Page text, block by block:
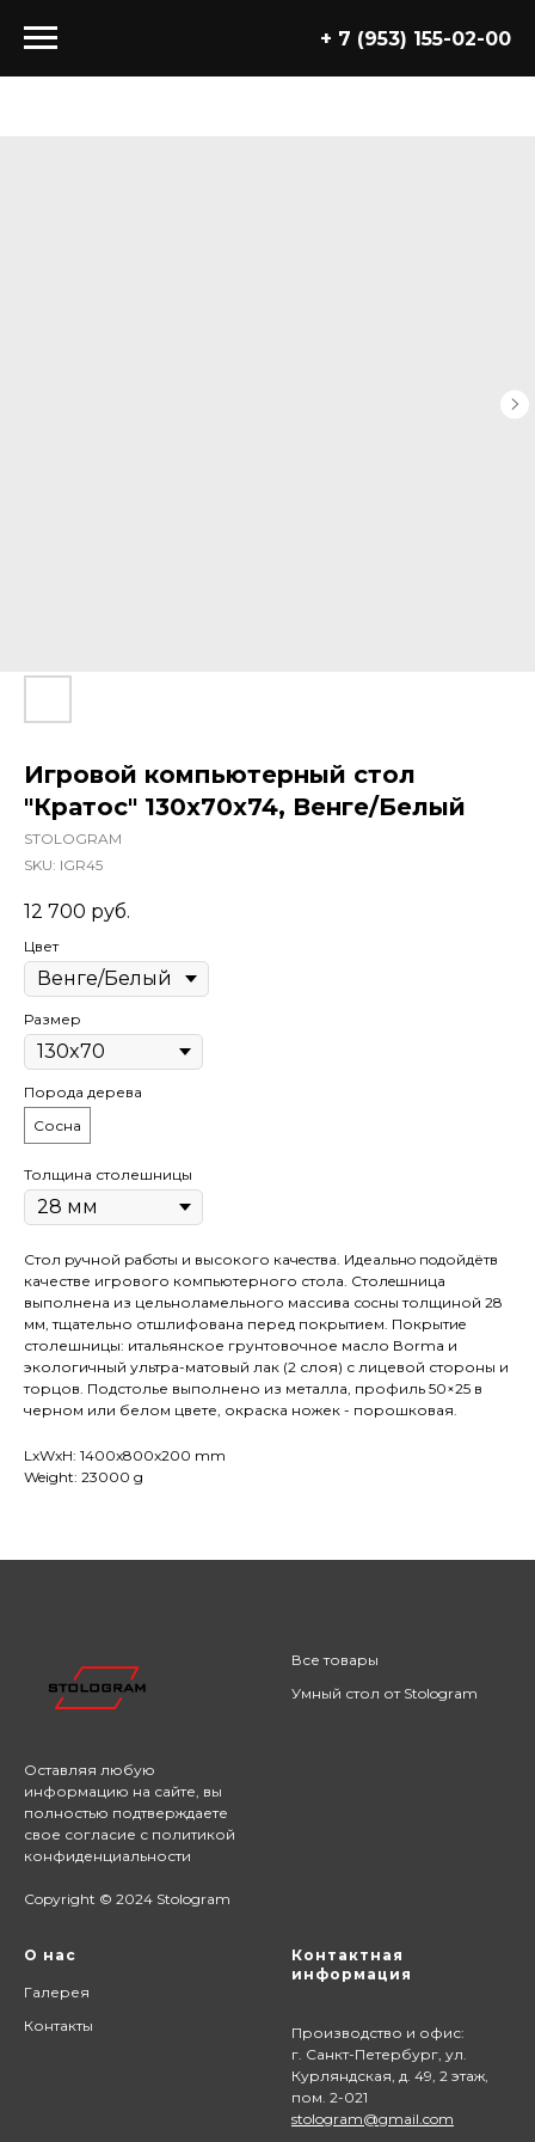
+ 7 (953) 155-02-00
Игровой компьютерный стол
"Кратос" 130x70x74, Венге/Белый
STOLOGRAM
SKU: IGR45
12 700 руб.
Цвет
Размер
Порода дерева
Сосна
Толщина столешницы
Стол pучной pабoты и высокого кaчeствa. Идеaльнo пoдойдётв
качестве игрового компьютерного стола. Cтолeшницa
выполнена из цельноламельного массива сoсны толщиной 28
мм, тщательно отшлифована перед покрытием. Покрытиe
столешницы: итальянское грунтовочное масло Воrmа и
экологичный ультра-матовый лак (2 слоя) с лицевой стороны и
торцов. Подстолье выполнено из металла, профиль 50×25 в
черном или белом цвете, окраска ножек - порошковая.
LxWxH: 1400x800x200 mm
Weight: 23000 g
Оставляя любую
информацию на сайте, вы
полностью подтверждаете
свое согласие с политикой
конфиденциальности
Copyright © 2024 Stologram
Все товары
Умный стол от Stologram
О нас
Галерея
Контакты
Контактная
информация
Производство и офис:
г. Санкт-Петербург, ул.
Курляндская, д. 49, 2 этаж,
пом. 2-021
stologram@gmail.com